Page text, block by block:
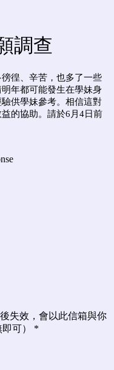
調查
徨、辛苦，也多了一些
年都可能發生在學妹身
供學妹參考。相信這對
的協助。請於6月4日前
失效，會以此信箱與你
可）
*